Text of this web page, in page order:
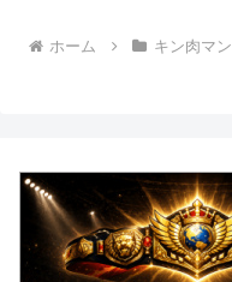
ホーム キン肉マン